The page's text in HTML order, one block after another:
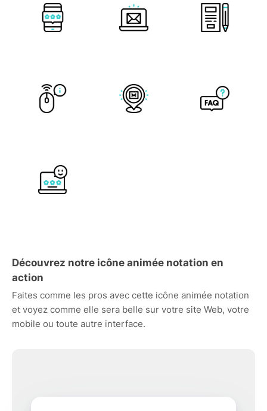
Découvrez notre icône animée notation en
action
Faites comme les pros avec cette icône animée notation
et voyez comme elle sera belle sur votre site Web, votre
mobile ou toute autre interface.